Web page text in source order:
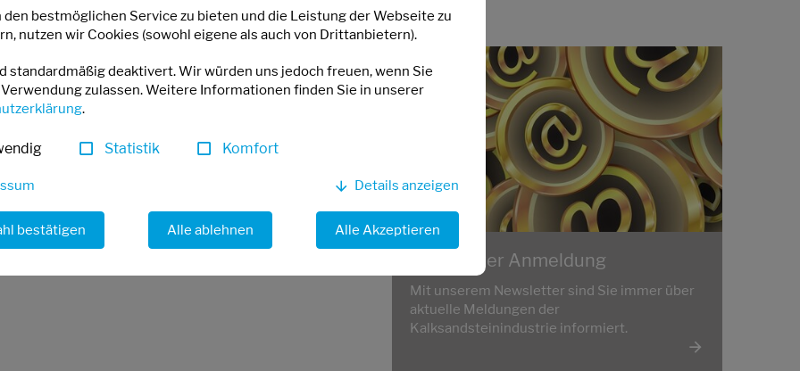
Newsletter Anmeldung
Mit unserem Newsletter sind Sie immer über
aktuelle Meldungen der
Kalksandsteinindustrie informiert.
den bestmöglichen Service zu bieten und die Leistung der Webseite zu
nutzen wir Cookies (sowohl eigene als auch von Drittanbietern).
standardmäßig deaktivert. Wir würden uns jedoch freuen, wenn Sie
zulassen. Weitere Informationen finden Sie in unserer
.
Statistik Komfort
Details anzeigen
bestätigen Alle ablehnen Alle Akzeptieren